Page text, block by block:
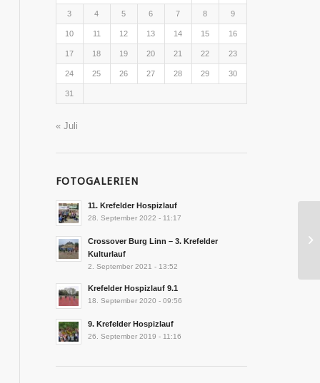
3 4 5 6 7 8 9
10 11 12 13 14 15 16
17 18 19 20 21 22 23
24 25 26 27 28 29 30
31
« Juli
FOTOGALERIEN
11. Krefelder Hospizlauf
28. September 2022 - 11:17
Crossover Burg Linn – 3. Krefelder
Kulturlauf
2. September 2021 - 13:52
Krefelder Hospizlauf 9.1
18. September 2020 - 09:56
9. Krefelder Hospizlauf
26. September 2019 - 11:16